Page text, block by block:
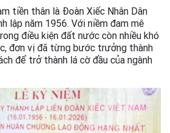
tiền thân là Đoàn Xiếc Nhân Dân
lập năm 1956. Với niềm đam mê
điều kiện đất nước còn nhiều khó
đơn vị đã từng bước trưởng thành
để trở thành lá cờ đầu của ngành